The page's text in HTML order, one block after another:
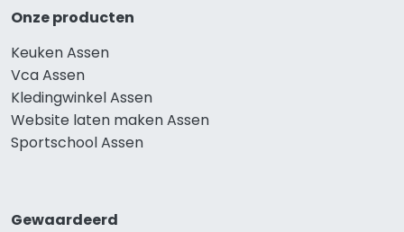
Onze producten
Keuken Assen
Vca Assen
Kledingwinkel Assen
Website laten maken Assen
Sportschool Assen
Gewaardeerd